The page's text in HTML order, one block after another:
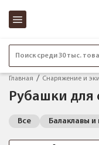
Поиск среди 30 тыс.
Главная Снаряжение и
Рубашки для
Все Балаклавы